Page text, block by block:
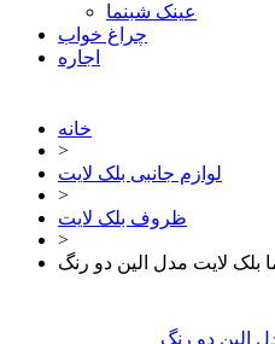
عینک شبنما
چراغ خواب
اجاره
خانه
>
لوازم جانبی بلک لایت
>
ظروف بلک لایت
>
بلک لایت مدل الین دو رنگ